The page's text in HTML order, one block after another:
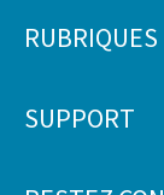
Pied
page
RUBRIQUES
SUPPORT